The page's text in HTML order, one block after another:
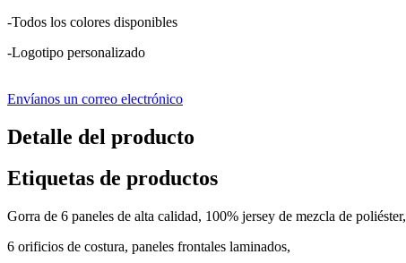
-Todos los colores disponibles
-Logotipo personalizado
Envíanos un correo electrónico
Detalle del producto
Etiquetas de productos
Gorra de 6 paneles de alta calidad, 100% jersey de mezcla de poliéster,
6 orificios de costura, paneles frontales laminados,